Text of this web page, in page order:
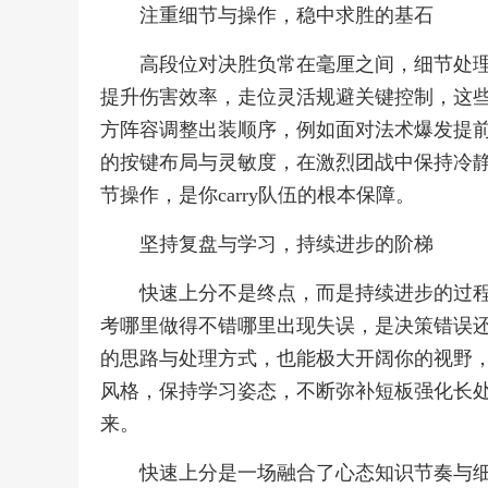
注重细节与操作，稳中求胜的基石
高段位对决胜负常在毫厘之间，细节处
提升伤害效率，走位灵活规避关键控制，这
方阵容调整出装顺序，例如面对法术爆发提
的按键布局与灵敏度，在激烈团战中保持冷
节操作，是你carry队伍的根本保障。
坚持复盘与学习，持续进步的阶梯
快速上分不是终点，而是持续进步的过
考哪里做得不错哪里出现失误，是决策错误
的思路与处理方式，也能极大开阔你的视野
风格，保持学习姿态，不断弥补短板强化长
来。
快速上分是一场融合了心态知识节奏与